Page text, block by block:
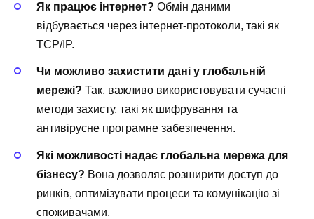
Як працює інтернет? Обмін даними
відбувається через інтернет-протоколи, такі як
TCP/IP.
Чи можливо захистити дані у глобальній
мережі? Так, важливо використовувати сучасні
методи захисту, такі як шифрування та
антивірусне програмне забезпечення.
Які можливості надає глобальна мережа для
бізнесу? Вона дозволяє розширити доступ до
ринків, оптимізувати процеси та комунікацію зі
споживачами.